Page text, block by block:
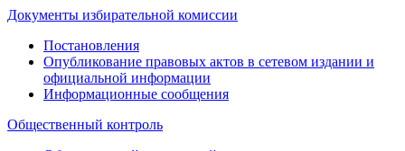
Документы избирательной комиссии
Постановления
Опубликование правовых актов в сетевом издании и
официальной информации
Информационные сообщения
Общественный контроль